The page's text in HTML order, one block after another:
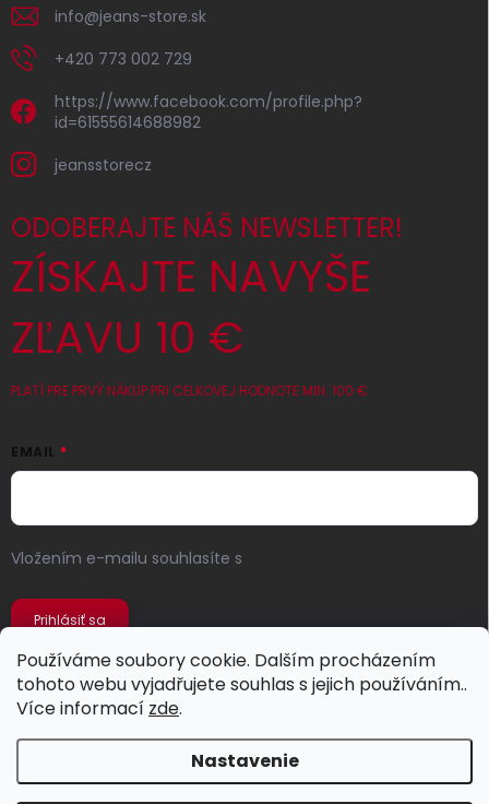
Používáme soubory cookie. Dalším procházením
tohoto webu vyjadřujete souhlas s jejich používáním..
Více informací zde.
Nastavenie
info@jeans-store.sk
+420 773 002 729
https://www.facebook.com/profile.php?
id=61555614688982
jeansstorecz
ODOBERAJTE NÁŠ NEWSLETTER!
ZÍSKAJTE NAVYŠE
ZĽAVU 10 €
PLATÍ PRE PRVÝ NÁKUP PRI CELKOVEJ HODNOTE MIN. 100 €
EMAIL
Vložením e-mailu souhlasíte s
Prihlásiť sa